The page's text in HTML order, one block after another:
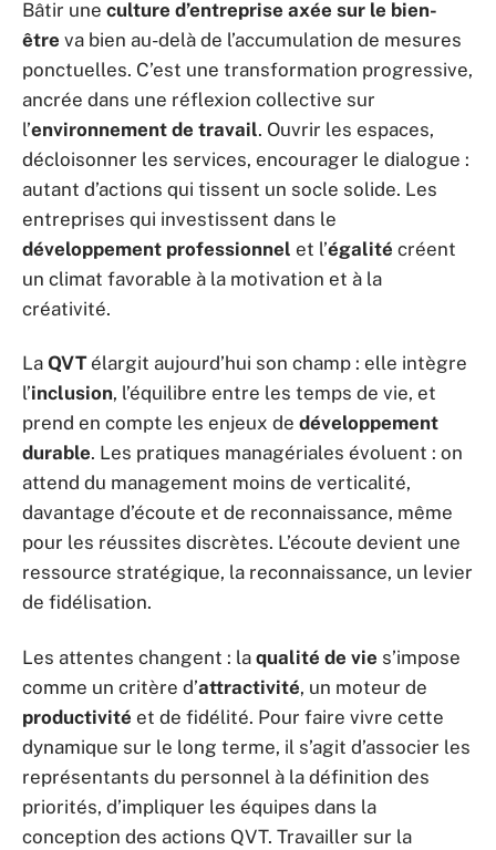
Bâtir une culture d’entreprise axée sur le bien-
être va bien au-delà de l’accumulation de mesures
ponctuelles. C’est une transformation progressive,
ancrée dans une réflexion collective sur
l’environnement de travail. Ouvrir les espaces,
décloisonner les services, encourager le dialogue :
autant d’actions qui tissent un socle solide. Les
entreprises qui investissent dans le
développement professionnel et l’égalité créent
un climat favorable à la motivation et à la
créativité.
La QVTélargit aujourd’hui son champ : elle intègre
l’inclusion, l’équilibre entre les temps de vie, et
prend en compte les enjeux de développement
durable. Les pratiques managériales évoluent : on
attend du management moins de verticalité,
davantage d’écoute et de reconnaissance, même
pour les réussites discrètes. L’écoute devient une
ressource stratégique, la reconnaissance, un levier
de fidélisation.
Les attentes changent : la qualité de vie s’impose
comme un critère d’attractivité, un moteur de
productivité et de fidélité. Pour faire vivre cette
dynamique sur le long terme, il s’agit d’associer les
représentants du personnel à la définition des
priorités, d’impliquer les équipes dans la
conception des actions QVT. Travailler sur la